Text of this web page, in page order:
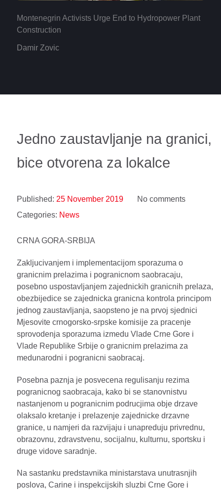
Montenegrin Activists Urge End to Hydropower Plant
Construction
Damir Zovic
Jedno zaustavljanje na granici,
bice otvorena za lokalce
Published: 25 November 2019
No comments
Categories: News
CRNA GORA-SRBIJA
Zakljucivanjem i implementacijom sporazuma o
granicnim prelazima i pogranicnom saobracaju,
posebno uspostavljanjem zajednickih granicnih prelaza,
obezbijedice se zajednicka granicna kontrola principom
jednog zaustavljanja, saopsteno je na prvoj sjednici
Mjesovite crnogorsko-srpske komisije za pracenje
sprovodenja sporazuma izmedu Vlade Crne Gore i
Vlade Republike Srbije o granicnim prelazima za
medunarodni i pogranicni saobracaj.
Posebna paznja je posvecena regulisanju rezima
pogranicnog saobracaja, kako bi se stanovnistvu
nastanjenom u pogranicnim podrucjima obje drzave
olaksalo kretanje i prelazenje zajednicke drzavne
granice, u namjeri da razvijaju i unapreduju privrednu,
obrazovnu, zdravstvenu, socijalnu, kulturnu, sportsku i
druge vidove saradnje.
Na sastanku predstavnika ministarstava unutrasnjih
poslova, Carine i inspekcijskih sluzbi Crne Gore i